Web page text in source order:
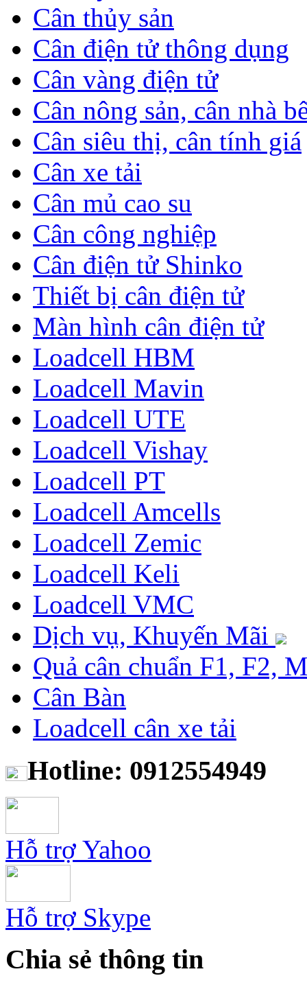
Cân thủy sản
Cân điện tử thông dụng
Cân vàng điện tử
Cân nông sản, cân nhà
Cân siêu thị, cân tính giá
Cân xe tải
Cân mủ cao su
Cân công nghiệp
Cân điện tử Shinko
Thiết bị cân điện tử
Màn hình cân điện tử
Loadcell HBM
Loadcell Mavin
Loadcell UTE
Loadcell Vishay
Loadcell PT
Loadcell Amcells
Loadcell Zemic
Loadcell Keli
Loadcell VMC
Dịch vụ, Khuyến Mãi
Quả cân chuẩn F1, F2,
Cân Bàn
Loadcell cân xe tải
Hotline: 0912554949
Hỗ trợ Yahoo
Hỗ trợ Skype
Chia sẻ thông tin